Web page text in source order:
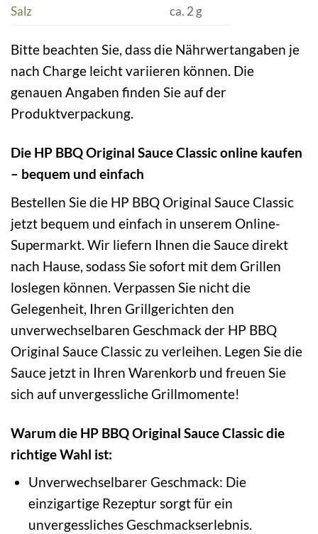
Salz
ca. 2 g
Bitte beachten Sie, dass die Nährwertangaben je
nach Charge leicht variieren können. Die
genauen Angaben finden Sie auf der
Produktverpackung.
Die HP BBQ Original Sauce Classic online kaufen
– bequem und einfach
Bestellen Sie die HP BBQ Original Sauce Classic
jetzt bequem und einfach in unserem Online-
Supermarkt. Wir liefern Ihnen die Sauce direkt
nach Hause, sodass Sie sofort mit dem Grillen
loslegen können. Verpassen Sie nicht die
Gelegenheit, Ihren Grillgerichten den
unverwechselbaren Geschmack der HP BBQ
Original Sauce Classic zu verleihen. Legen Sie die
Sauce jetzt in Ihren Warenkorb und freuen Sie
sich auf unvergessliche Grillmomente!
Warum die HP BBQ Original Sauce Classic die
richtige Wahl ist:
Unverwechselbarer Geschmack: Die
einzigartige Rezeptur sorgt für ein
unvergessliches Geschmackserlebnis.